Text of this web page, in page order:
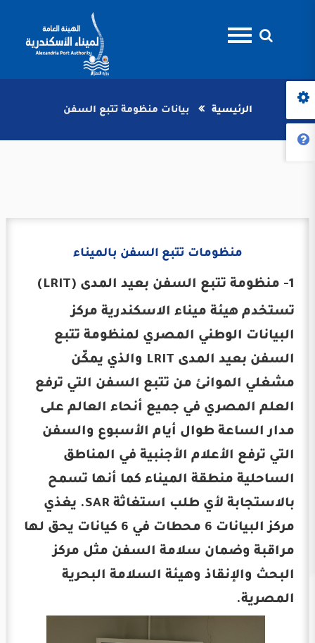
الرئيسية بيانات منظومة تتبع السفن
منظومات تتبع السفن بالميناء
1- منظومة تتبع السفن بعيد المدى (LRIT)
تستخدم هيئة ميناء الاسكندرية مركز
البيانات الوطني المصري لمنظومة تتبع
السفن بعيد المدى LRIT والذي يمكّن
مشغلي الموانئ من تتبع السفن التي ترفع
العلم المصري في جميع أنحاء العالم على
مدار الساعة طوال أيام الأسبوع والسفن
التي ترفع الأعلام الأجنبية في المناطق
الساحلية منطقة الميناء كما أنها تسمح
بالاستجابة لأي طلب استغاثة SAR. يغذي
مركز البيانات 6 محطات في 6 كيانات يحق لها
مراقبة وضمان سلامة السفن مثل مركز
البحث والإنقاذ وهيئة السلامة البحرية
المصرية.